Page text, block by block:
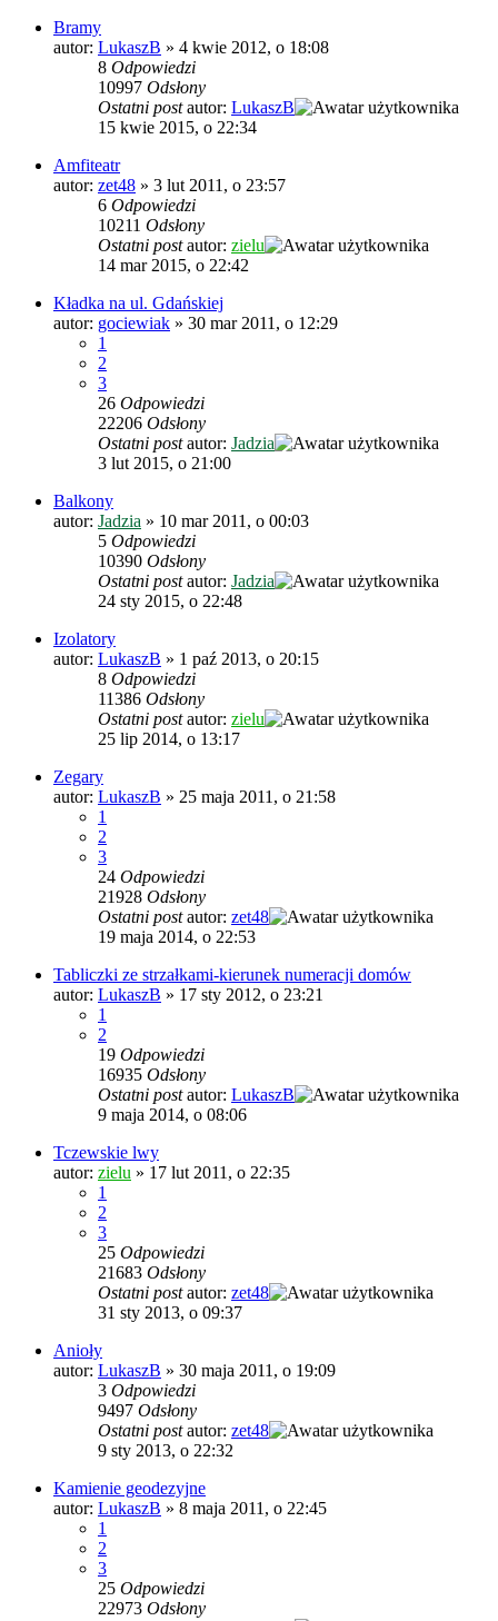
Bramy
autor: LukaszB » 4 kwie 2012, o 18:08
8 Odpowiedzi
10997 Odsłony
Ostatni postautor: LukaszB
15 kwie 2015, o 22:34
Amfiteatr
autor: zet48 » 3 lut 2011, o 23:57
6 Odpowiedzi
10211 Odsłony
Ostatni postautor: zielu
14 mar 2015, o 22:42
Kładka na ul. Gdańskiej
autor: gociewiak » 30 mar 2011, o 12:29
1
2
3
26 Odpowiedzi
22206 Odsłony
Ostatni postautor: Jadzia
3 lut 2015, o 21:00
Balkony
autor: Jadzia » 10 mar 2011, o 00:03
5 Odpowiedzi
10390 Odsłony
Ostatni postautor: Jadzia
24 sty 2015, o 22:48
Izolatory
autor: LukaszB » 1 paź 2013, o 20:15
8 Odpowiedzi
11386 Odsłony
Ostatni postautor: zielu
25 lip 2014, o 13:17
Zegary
autor: LukaszB » 25 maja 2011, o 21:58
1
2
3
24 Odpowiedzi
21928 Odsłony
Ostatni postautor: zet48
19 maja 2014, o 22:53
Tabliczki ze strzałkami-kierunek numeracji domów
autor: LukaszB » 17 sty 2012, o 23:21
1
2
19 Odpowiedzi
16935 Odsłony
Ostatni postautor: LukaszB
9 maja 2014, o 08:06
Tczewskie lwy
autor: zielu » 17 lut 2011, o 22:35
1
2
3
25 Odpowiedzi
21683 Odsłony
Ostatni postautor: zet48
31 sty 2013, o 09:37
Anioły
autor: LukaszB » 30 maja 2011, o 19:09
3 Odpowiedzi
9497 Odsłony
Ostatni postautor: zet48
9 sty 2013, o 22:32
Kamienie geodezyjne
autor: LukaszB » 8 maja 2011, o 22:45
1
2
3
25 Odpowiedzi
22973 Odsłony